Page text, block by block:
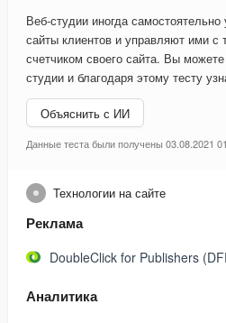
Веб-студии иногда
сайты клиентов и управляют ими с
счетчиком своего сайта. Вы
студии и благодаря этому тесту
Объяснить с ИИ
Данные теста были получены 03.08.2021
Технологии на сайте
Реклама
DoubleClick for Publishers
Аналитика